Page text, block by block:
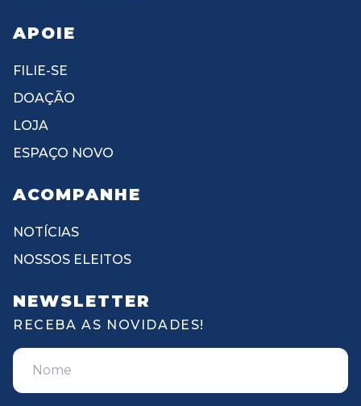
APOIE
FILIE-SE
DOAÇÃO
LOJA
ESPAÇO NOVO
ACOMPANHE
NOTÍCIAS
NOSSOS ELEITOS
NEWSLETTER
RECEBA AS NOVIDADES!